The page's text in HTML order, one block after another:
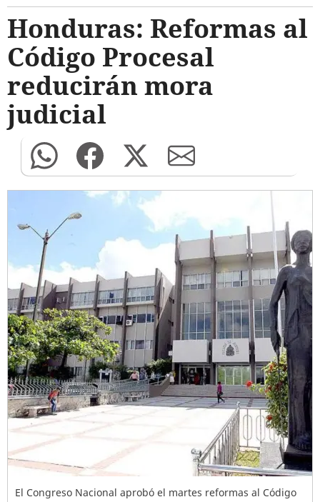
Honduras: Reformas al
Código Procesal
reducirán mora
judicial
El Congreso Nacional aprobó el martes reformas al Código